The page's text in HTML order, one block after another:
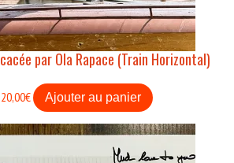
par Ola Rapace (Train Horizontal)
20,00€ Ajouter au panier